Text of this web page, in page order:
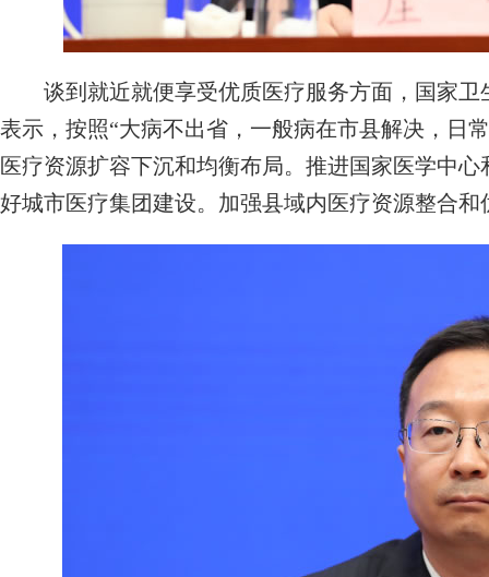
谈到就近就便享受优质医疗服务方面，国家卫
表示，按照“大病不出省，一般病在市县解决，日
医疗资源扩容下沉和均衡布局。推进国家医学中
好城市医疗集团建设。加强县域内医疗资源整合和